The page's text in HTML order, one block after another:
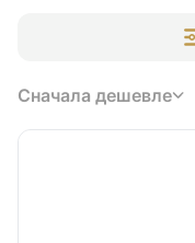
Сначала дешевле